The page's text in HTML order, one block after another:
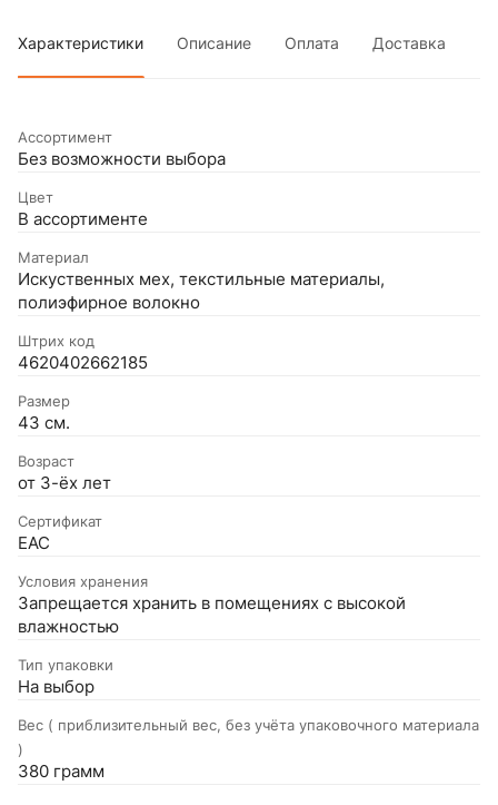
Характеристики Описание Оплата Доставка
Ассортимент
Без возможности выбора
Цвет
В ассортименте
Материал
Искуственных мех, текстильные материалы,
полиэфирное волокно
Штрих код
4620402662185
Размер
43 см.
Возраст
от 3-ёх лет
Сертификат
EAC
Условия хранения
Запрещается хранить в помещениях с высокой
влажностью
Тип упаковки
На выбор
Вес ( приблизительный вес, без учёта упаковочного материала
)
380 грамм